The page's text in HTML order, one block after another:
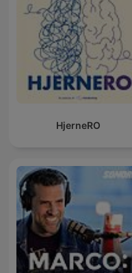
HjerneRO